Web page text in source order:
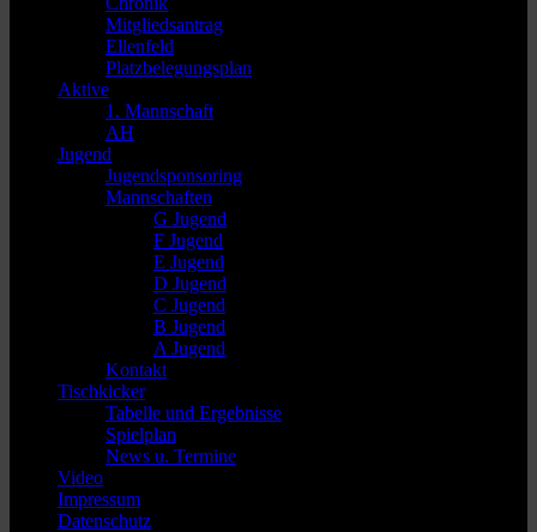
Mitgliedsantrag
Ellenfeld
Platzbelegungsplan
Aktive
1. Mannschaft
AH
Jugend
Jugendsponsoring
Mannschaften
G Jugend
F Jugend
E Jugend
D Jugend
C Jugend
B Jugend
A Jugend
Kontakt
Tischkicker
Tabelle und Ergebnisse
Spielplan
News u. Termine
Video
Impressum
Datenschutz